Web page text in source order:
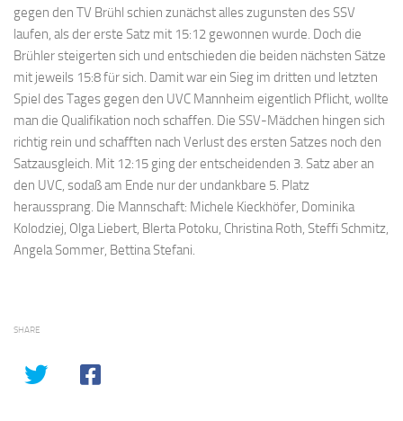
gegen den TV Brühl schien zunächst alles zugunsten des SSV
laufen, als der erste Satz mit 15:12 gewonnen wurde. Doch die
Brühler steigerten sich und entschieden die beiden nächsten Sätze
mit jeweils 15:8 für sich. Damit war ein Sieg im dritten und letzten
Spiel des Tages gegen den UVC Mannheim eigentlich Pflicht, wollte
man die Qualifikation noch schaffen. Die SSV-Mädchen hingen sich
richtig rein und schafften nach Verlust des ersten Satzes noch den
Satzausgleich. Mit 12:15 ging der entscheidenden 3. Satz aber an
den UVC, sodaß am Ende nur der undankbare 5. Platz
heraussprang. Die Mannschaft: Michele Kieckhöfer, Dominika
Kolodziej, Olga Liebert, Blerta Potoku, Christina Roth, Steffi Schmitz,
Angela Sommer, Bettina Stefani.
SHARE